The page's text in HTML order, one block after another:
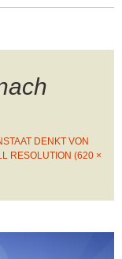
DENKT VON
RESOLUTION (620 ×